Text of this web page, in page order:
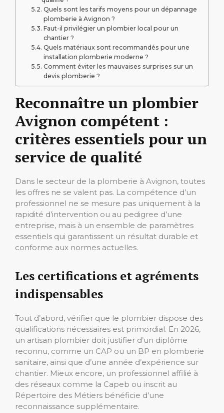
Quels sont les tarifs moyens pour un dépannage
plomberie à Avignon ?
Faut-il privilégier un plombier local pour un
chantier ?
Quels matériaux sont recommandés pour une
installation plomberie moderne ?
Comment éviter les mauvaises surprises sur un
devis plomberie ?
Reconnaître un plombier
Avignon compétent :
critères essentiels pour un
service de qualité
Dans le secteur de la plomberie à Avignon, toutes
les offres ne se valent pas. La compétence d’un
professionnel ne se mesure pas uniquement à la
rapidité d’intervention ou au pedigree d’une
entreprise, mais à un ensemble de paramètres
essentiels qui garantissent un résultat durable et
conforme aux normes actuelles.
Les certifications et agréments
indispensables
Tout d’abord, vérifier que le plombier dispose des
qualifications nécessaires est primordial. En 2026,
un artisan plombier doit justifier d’un diplôme
reconnu, comme un CAP ou un BP en plomberie
sanitaire, ainsi que d’une année d’expérience sur
chantier. Mieux encore, un professionnel affilié à
des réseaux comme la Capeb ou inscrit au
Répertoire des Métiers bénéficie d’une
reconnaissance supplémentaire.